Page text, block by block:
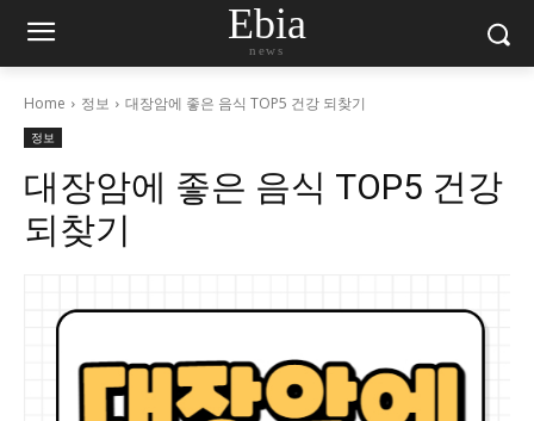
Ebia
news
Home 정보 대장암에 좋은 음식 TOP5 건강 되찾기
정보
대장암에 좋은 음식 TOP5 건강
되찾기